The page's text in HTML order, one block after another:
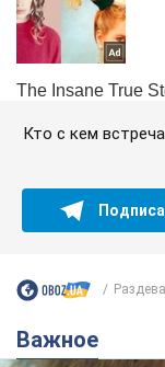
Кто с кем
Важное